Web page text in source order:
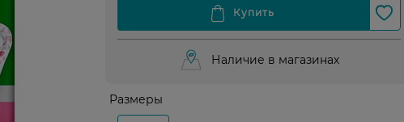
Наличие в магазинах
Размеры